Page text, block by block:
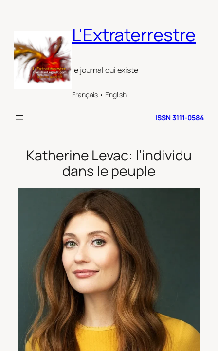
L'Extraterrestre
le journal qui existe
Français • English
ISSN 3111-0584
Katherine Levac: l’individu
dans le peuple